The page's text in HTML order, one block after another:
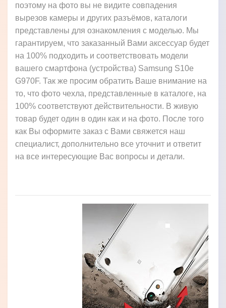
поэтому на фото вы не видите совпадения
вырезов камеры и других разъёмов, каталоги
представлены для ознакомления с моделью. Мы
гарантируем, что заказанный Вами аксессуар будет
на 100% подходить и соответствовать модели
вашего смартфона (устройства) Samsung S10e
G970F. Так же просим обратить Ваше внимание на
то, что фото чехла, представленные в каталоге, на
100% соответствуют действительности. В живую
товар будет один в один как и на фото. После того
как Вы оформите заказ с Вами свяжется наш
специалист, дополнительно все уточнит и ответит
на все интересующие Вас вопросы и детали.